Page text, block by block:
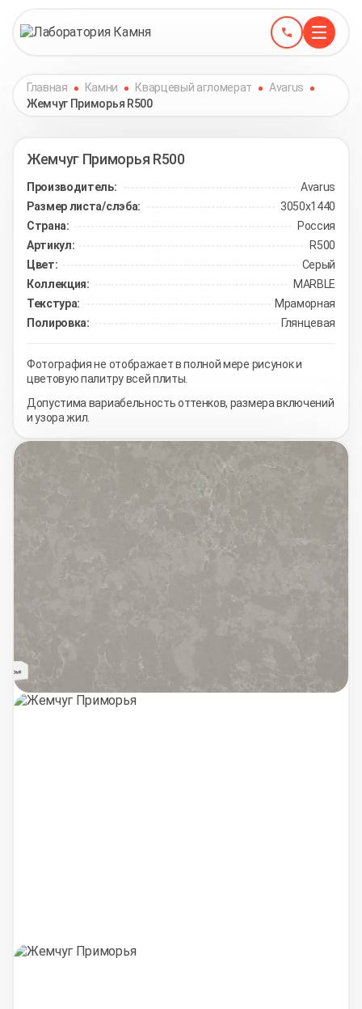
Главная Камни Кварцевый агломерат
Avarus
Жемчуг Приморья R500
Жемчуг Приморья R500
Производитель:
Avarus
Размер листа/слэба:
3050х1440
Страна:
Россия
Артикул:
R500
Цвет:
Серый
Коллекция:
MARBLE
Текстура:
Мраморная
Полировка:
Глянцевая
Фотография не отображает в полной мере рисунок и
цветовую палитру всей плиты.
Допустима вариабельность оттенков, размера включений
и узора жил.